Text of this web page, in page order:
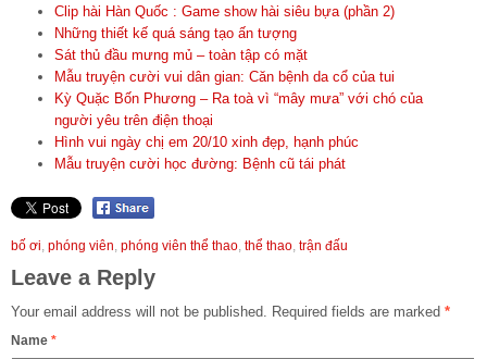
Clip hài Hàn Quốc : Game show hài siêu bựa (phần 2)
Những thiết kế quá sáng tạo ấn tượng
Sát thủ đầu mưng mủ – toàn tập có mặt
Mẫu truyện cười vui dân gian: Căn bệnh da cổ của tui
Kỳ Quặc Bốn Phương – Ra toà vì “mây mưa” với chó của
người yêu trên điện thoại
Hình vui ngày chị em 20/10 xinh đẹp, hạnh phúc
Mẫu truyện cười học đường: Bệnh cũ tái phát
bố ơi, phóng viên, phóng viên thể thao, thể thao, trận đấu
Leave a Reply
Your email address will not be published. Required fields are marked *
Name *